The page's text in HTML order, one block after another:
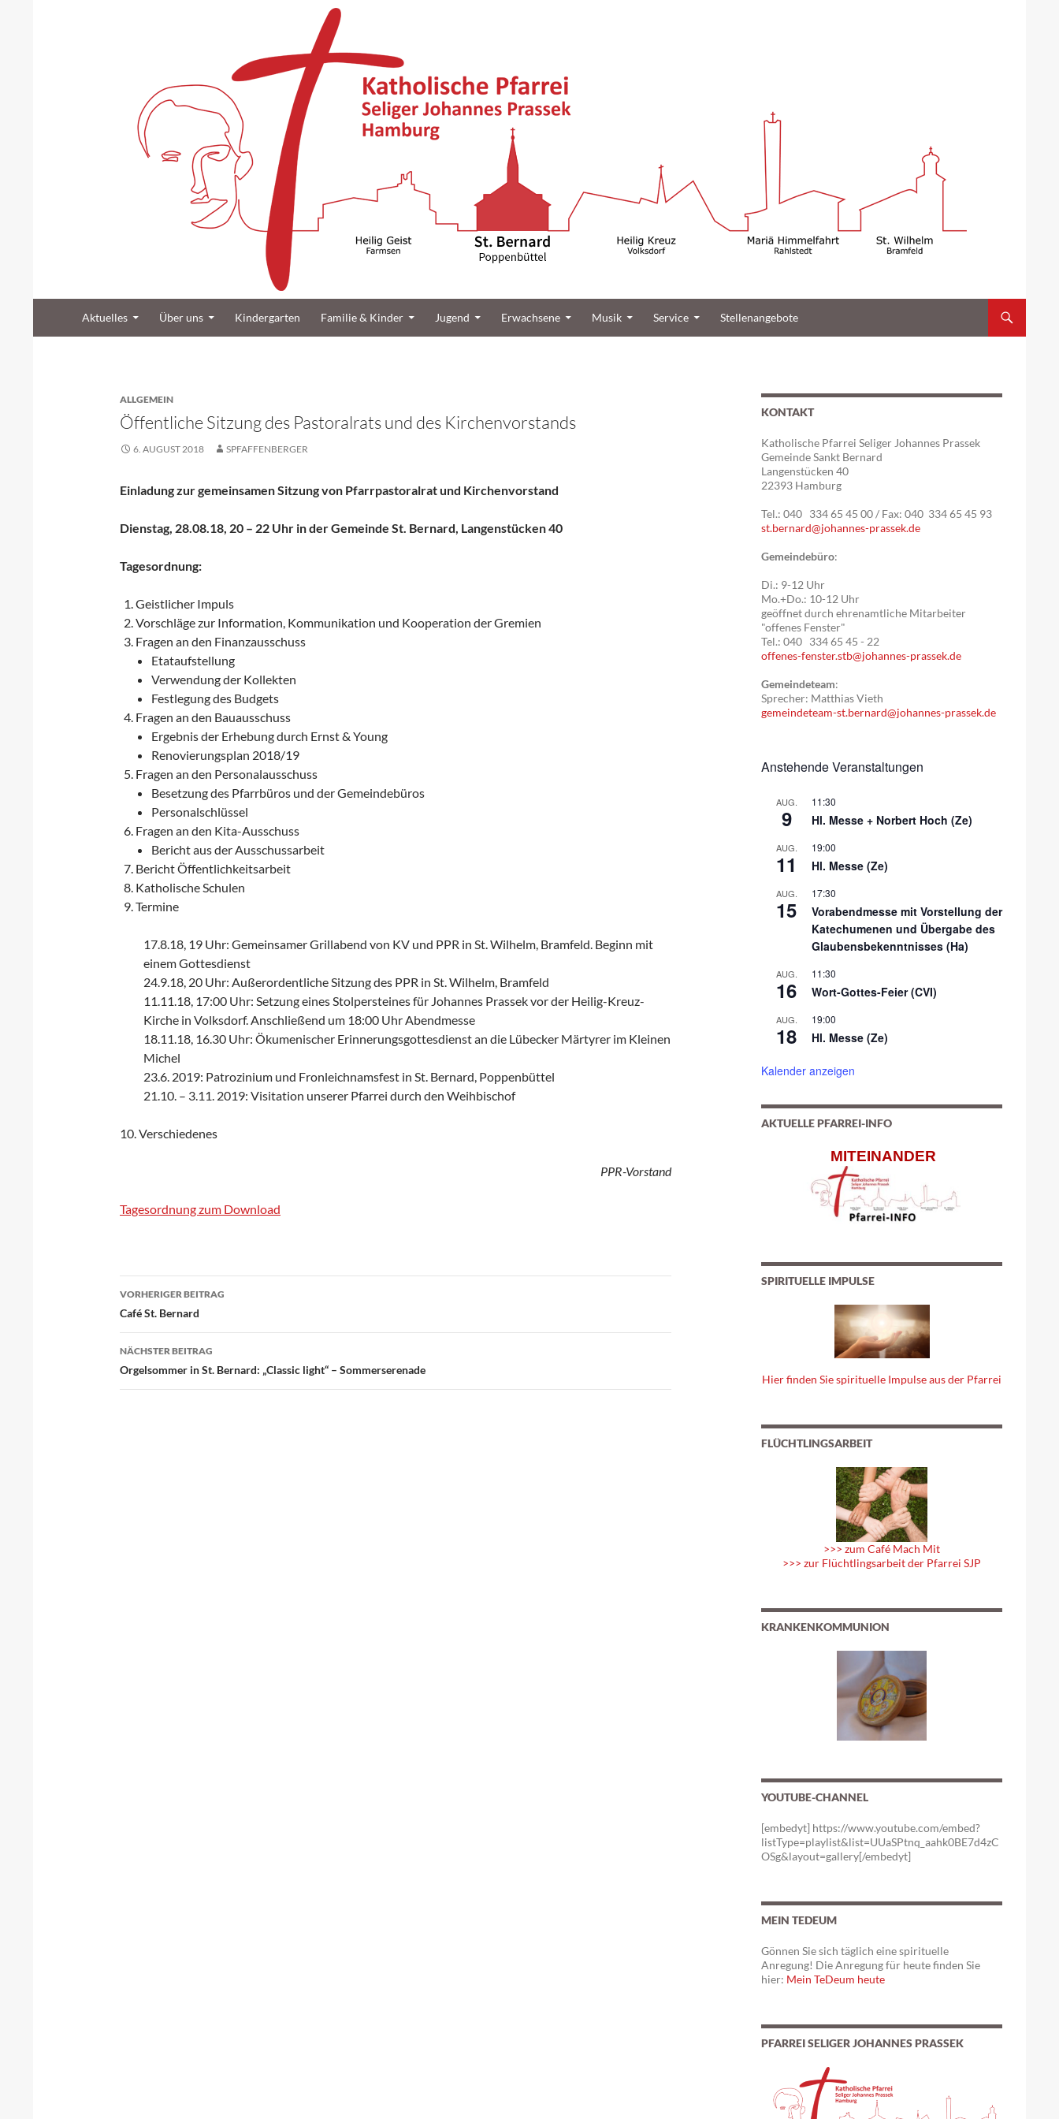
Katholische Gemeinde Sankt Bernard Poppenbüttel
Aktuelles Über uns Kindergarten Familie & Kinder Jugend Erwachsene Musik Service Stellenangebote
ALLGEMEIN
Öffentliche Sitzung des Pastoralrats und des Kirchenvorstands
6. AUGUST 2018 SPFAFFENBERGER
Einladung zur gemeinsamen Sitzung von Pfarrpastoralrat und Kirchenvorstand
Dienstag, 28.08.18, 20 – 22 Uhr in der Gemeinde St. Bernard, Langenstücken 40
Tagesordnung:
Geistlicher Impuls
Vorschläge zur Information, Kommunikation und Kooperation der Gremien
Fragen an den Finanzausschuss
Etataufstellung
Verwendung der Kollekten
Festlegung des Budgets
Fragen an den Bauausschuss
Ergebnis der Erhebung durch Ernst & Young
Renovierungsplan 2018/19
Fragen an den Personalausschuss
Besetzung des Pfarrbüros und der Gemeindebüros
Personalschlüssel
Fragen an den Kita-Ausschuss
Bericht aus der Ausschussarbeit
Bericht Öffentlichkeitsarbeit
Katholische Schulen
Termine
17.8.18, 19 Uhr: Gemeinsamer Grillabend von KV und PPR in St. Wilhelm, Bramfeld. Beginn mit
einem Gottesdienst
24.9.18, 20 Uhr: Außerordentliche Sitzung des PPR in St. Wilhelm, Bramfeld
11.11.18, 17:00 Uhr: Setzung eines Stolpersteines für Johannes Prassek vor der Heilig-Kreuz-
Kirche in Volksdorf. Anschließend um 18:00 Uhr Abendmesse
18.11.18, 16.30 Uhr: Ökumenischer Erinnerungsgottesdienst an die Lübecker Märtyrer im Kleinen
Michel
23.6. 2019: Patrozinium und Fronleichnamsfest in St. Bernard, Poppenbüttel
21.10. – 3.11. 2019: Visitation unserer Pfarrei durch den Weihbischof
10. Verschiedenes
PPR-Vorstand
Tagesordnung zum Download
Beitragsnavigation
VORHERIGER BEITRAG
Café St. Bernard
NÄCHSTER BEITRAG
Orgelsommer in St. Bernard: „Classic light“ – Sommerserenade
KONTAKT
Katholische Pfarrei Seliger Johannes Prassek
Gemeinde Sankt Bernard
Langenstücken 40
22393 Hamburg
Tel.: 040 334 65 45 00 / Fax: 040 334 65 45 93
st.bernard@johannes-prassek.de
Gemeindebüro:
Di.: 9-12 Uhr
Mo.+Do.: 10-12 Uhr
geöffnet durch ehrenamtliche Mitarbeiter
"offenes Fenster"
Tel.: 040 334 65 45 - 22
offenes-fenster.stb@johannes-prassek.de
Gemeindeteam:
Sprecher: Matthias Vieth
gemeindeteam-st.bernard@johannes-prassek.de
Anstehende Veranstaltungen
AUG.
9
11:30
Hl. Messe + Norbert Hoch (Ze)
AUG.
11
19:00
Hl. Messe (Ze)
AUG.
15
17:30
Vorabendmesse mit Vorstellung der
Katechumenen und Übergabe des
Glaubensbekenntnisses (Ha)
AUG.
16
11:30
Wort-Gottes-Feier (CVI)
AUG.
18
19:00
Hl. Messe (Ze)
Kalender anzeigen
AKTUELLE PFARREI-INFO
MITEINANDER
SPIRITUELLE IMPULSE
Hier finden Sie spirituelle Impulse aus der Pfarrei
FLÜCHTLINGSARBEIT
>>> zum Café Mach Mit
>>> zur Flüchtlingsarbeit der Pfarrei SJP
KRANKENKOMMUNION
YOUTUBE-CHANNEL
[embedyt] https://www.youtube.com/embed?
listType=playlist&list=UUaSPtnq_aahk0BE7d4zC
OSg&layout=gallery[/embedyt]
MEIN TEDEUM
Gönnen Sie sich täglich eine spirituelle
Anregung! Die Anregung für heute finden Sie
hier: Mein TeDeum heute
PFARREI SELIGER JOHANNES PRASSEK